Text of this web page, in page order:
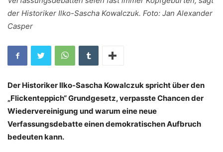
der Historiker Ilko-Sascha Kowalczuk. Foto: Jan Alexander
Casper
Der Historiker Ilko-Sascha Kowalczuk spricht über den
„Flickenteppich“ Grundgesetz, verpasste Chancen der
Wiedervereinigung und warum eine neue
Verfassungsdebatte einen demokratischen Aufbruch
bedeuten kann.